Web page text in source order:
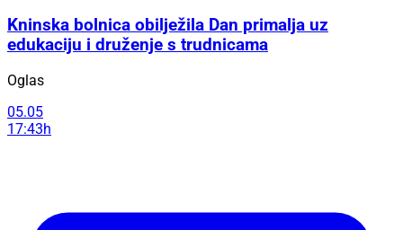
Kninska bolnica obilježila Dan primalja uz
edukaciju i druženje s trudnicama
Oglas
05.05
17:43h